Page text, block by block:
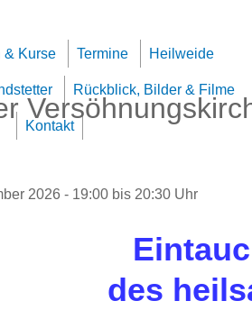
& Kurse Termine Heilweide
Rückblick, Bilder & Filme
Kontakt
2026 - 19:00 bis 20:30 Uhr
des